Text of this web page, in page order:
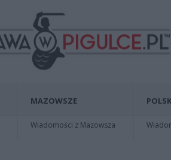
MAZOWSZE
Wiadomości z Mazowsza